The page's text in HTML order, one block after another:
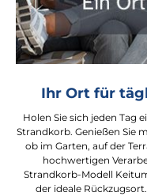
Ihr Ort für
Holen Sie sich jeden Tag
Strandkorb. Genießen Sie
ob im Garten, auf der
hochwertigen
Strandkorb-Modell
der ideale